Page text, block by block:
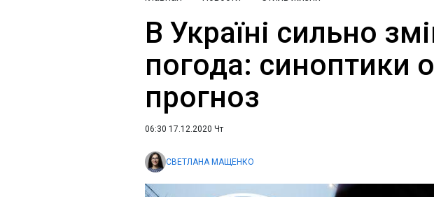
В Україні сильно
погода: синоптики
прогноз
06:30 17.12.2020 Чт
СВЕТЛАНА МАЩЕНКО